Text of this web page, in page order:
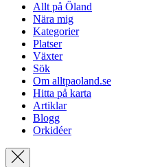
Allt på Öland
Nära mig
Kategorier
Platser
Växter
Sök
Om alltpaoland.se
Hitta på karta
Artiklar
Blogg
Orkidéer